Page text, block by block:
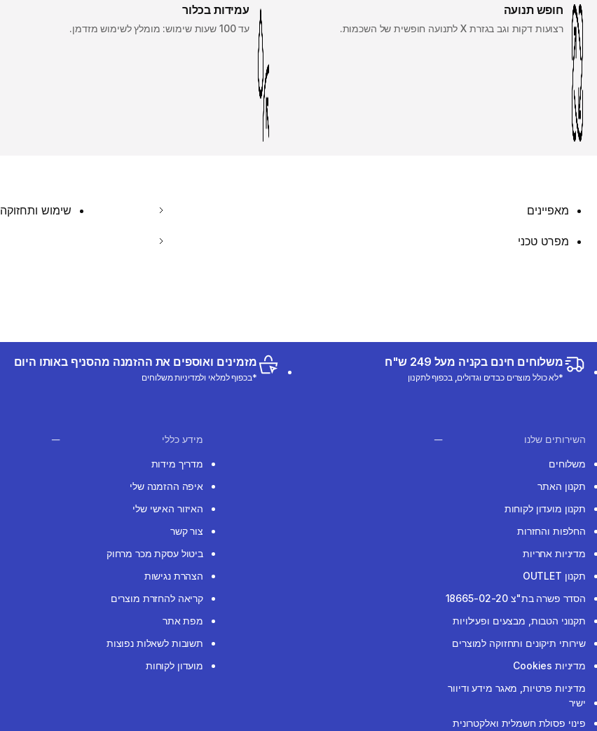
חופש תנועה
רצועות דקות וגב בגזרת X לתנועה חופשית של השכמות.
עמידות בכלור
עד 100 שעות שימוש: מומלץ לשימוש מזדמן.
מאפיינים שימוש ותחזוקה
מפרט טכני
משלוחים חינם בקניה מעל 249 ש"ח
*לא כולל מוצרים כבדים וגדולים, בכפוף לתקנון
מזמינים ואוספים את ההזמנה מהסניף באותו היום
*בכפוף למלאי ולמדיניות משלוחים
השירותים שלנו
משלוחים
תקנון האתר
תקנון מועדון לקוחות
החלפות והחזרות
מדיניות אחריות
תקנון OUTLET
הסדר פשרה בת"צ 18665-02-20
תקנוני הטבות, מבצעים ופעילויות
שירותי תיקונים ותחזוקה למוצרים
מדיניות Cookies
מדיניות פרטיות, מאגר מידע ודיוור
ישיר
פינוי פסולת חשמלית ואלקטרונית
מידע כללי
מדריך מידות
איפה ההזמנה שלי
האיזור האישי שלי
צור קשר
ביטול עסקת מכר מרחוק
הצהרת נגישות
קריאה להחזרת מוצרים
מפת אתר
תשובות לשאלות נפוצות
מועדון לקוחות